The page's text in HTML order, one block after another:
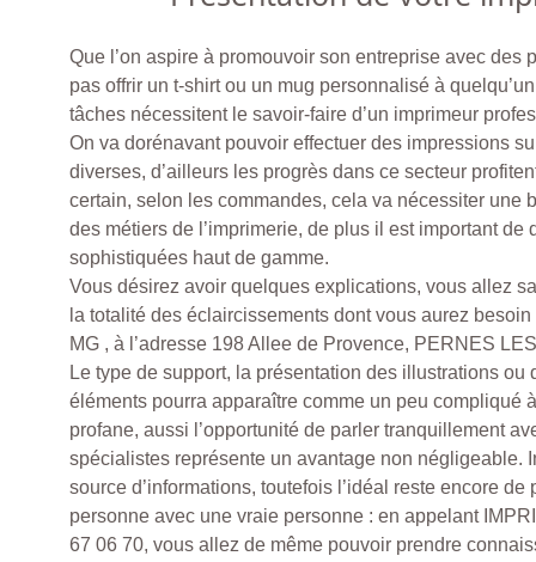
Que l’on aspire à promouvoir son entreprise avec des
pas offrir un t-shirt ou un mug personnalisé à
tâches nécessitent le savoir-faire d’un imprimeur
On va dorénavant pouvoir effectuer des impressions
diverses, d’ailleurs les progrès dans ce secteur
certain, selon les commandes, cela va nécessiter une
des métiers de l’imprimerie, de plus il est important de
sophistiquées haut de gamme.
Vous désirez avoir quelques explications, vous allez
la totalité des éclaircissements dont vous aurez
MG , à l’adresse 198 Allee de Provence, PERNES
Le type de support, la présentation des illustrations ou
éléments pourra apparaître comme un peu compliqué
profane, aussi l’opportunité de parler tranquillement
spécialistes représente un avantage non négligeable.
source d’informations, toutefois l’idéal reste encore
personne avec une vraie personne : en appelant
67 06 70, vous allez de même pouvoir prendre